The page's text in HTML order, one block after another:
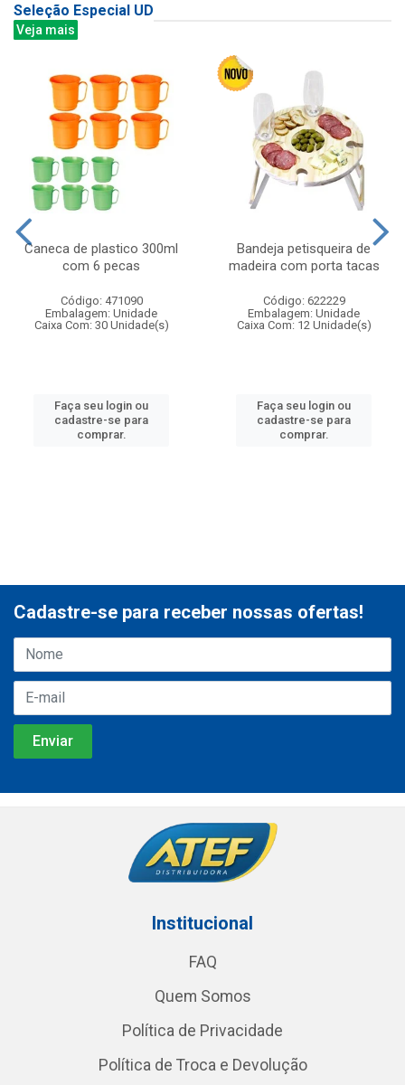
Seleção Especial UD
Veja mais
Caneca de plastico 300ml
com 6 pecas
Código: 471090
Embalagem: Unidade
Caixa Com: 30 Unidade(s)
Faça seu login ou
cadastre-se para
comprar.
Bandeja petisqueira de
madeira com porta tacas
Código: 622229
Embalagem: Unidade
Caixa Com: 12 Unidade(s)
Faça seu login ou
cadastre-se para
comprar.
Cadastre-se para receber nossas ofertas!
Institucional
FAQ
Quem Somos
Política de Privacidade
Política de Troca e Devolução